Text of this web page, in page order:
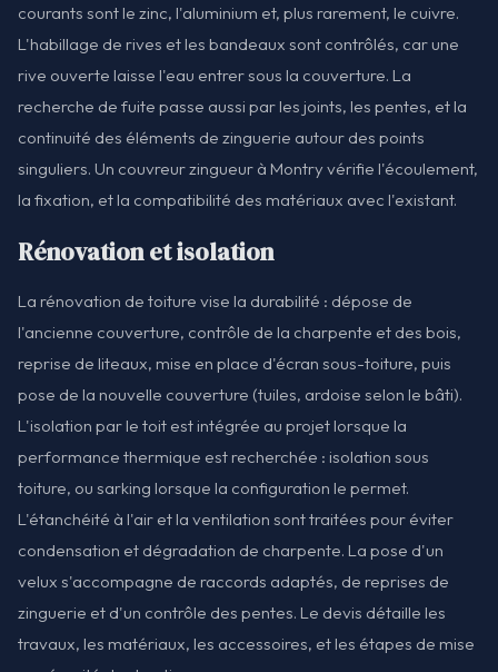
courants sont le zinc, l'aluminium et, plus rarement, le cuivre.
L'habillage de rives et les bandeaux sont contrôlés, car une
rive ouverte laisse l'eau entrer sous la couverture. La
recherche de fuite passe aussi par les joints, les pentes, et la
continuité des éléments de zinguerie autour des points
singuliers. Un couvreur zingueur à Montry vérifie l'écoulement,
la fixation, et la compatibilité des matériaux avec l'existant.
Rénovation et isolation
La rénovation de toiture vise la durabilité : dépose de
l'ancienne couverture, contrôle de la charpente et des bois,
reprise de liteaux, mise en place d'écran sous-toiture, puis
pose de la nouvelle couverture (tuiles, ardoise selon le bâti).
L'isolation par le toit est intégrée au projet lorsque la
performance thermique est recherchée : isolation sous
toiture, ou sarking lorsque la configuration le permet.
L'étanchéité à l'air et la ventilation sont traitées pour éviter
condensation et dégradation de charpente. La pose d'un
velux s'accompagne de raccords adaptés, de reprises de
zinguerie et d'un contrôle des pentes. Le devis détaille les
travaux, les matériaux, les accessoires, et les étapes de mise